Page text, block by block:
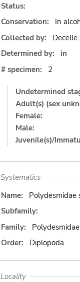
Status:
Conservation:
In
Collected by:
Decelle
Determined by:
in
# specimen:
2
Undetermined
Adult(s) (sex
Female:
Male:
Juvenile(s)/
Systematics
Name:
Polydesmidae
Subfamily:
Family:
Polydesmidae
Order:
Diplopoda
Locality